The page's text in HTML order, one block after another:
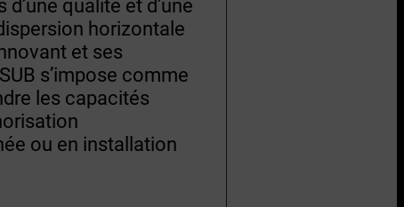
qualité et d’une
horizontale
et ses
s’impose comme
les capacités
ou en installation